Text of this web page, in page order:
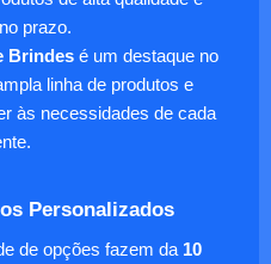
prazo.
Brindes é um destaque no
linha de produtos e
às necessidades de cada
Personalizados
de opções fazem da 10